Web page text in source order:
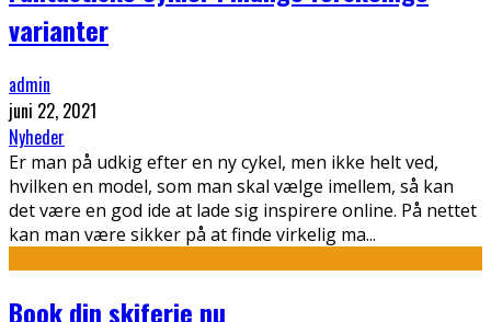
varianter
admin
juni 22, 2021
Nyheder
Er man på udkig efter en ny cykel, men ikke helt ved,
hvilken en model, som man skal vælge imellem, så kan
det være en god ide at lade sig inspirere online. På nettet
kan man være sikker på at finde virkelig ma...
Book din skiferie nu